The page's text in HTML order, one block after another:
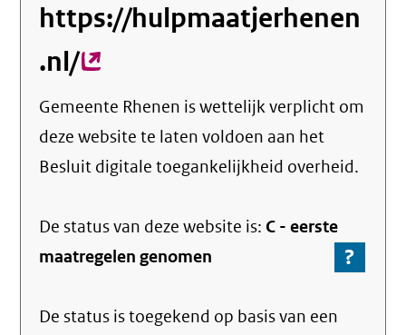
https://hulpmaatjerhenen
.nl/(externe
link)
Gemeente Rhenen is wettelijk verplicht om
deze website te laten voldoen aan het
Besluit digitale toegankelijkheid overheid.
De status van dezewebsite is: C -eerste
maatregelen genomen
?
Ga
De status is toegekend op basis van een